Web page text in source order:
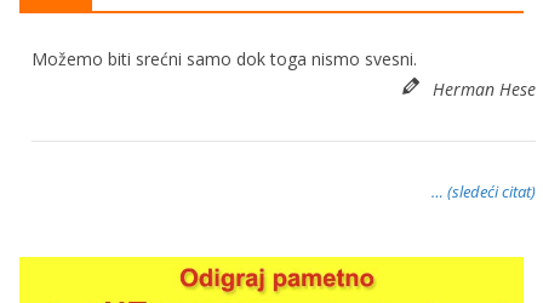
Možemo biti srećni samo dok toga nismo svesni.
Herman Hese
… (sledeći citat)